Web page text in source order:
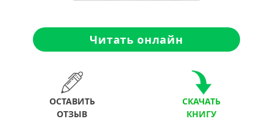
Читать онлайн
ОСТАВИТЬ
ОТЗЫВ
СКАЧАТЬ
КНИГУ